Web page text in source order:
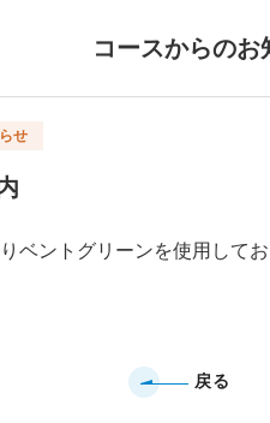
コースからのお
せ
ベントグリーンを使用して
戻る